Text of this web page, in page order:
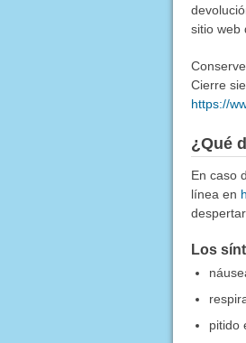
sitio web
Cierre
https://
¿Qué
En caso
línea en
Los
pitido